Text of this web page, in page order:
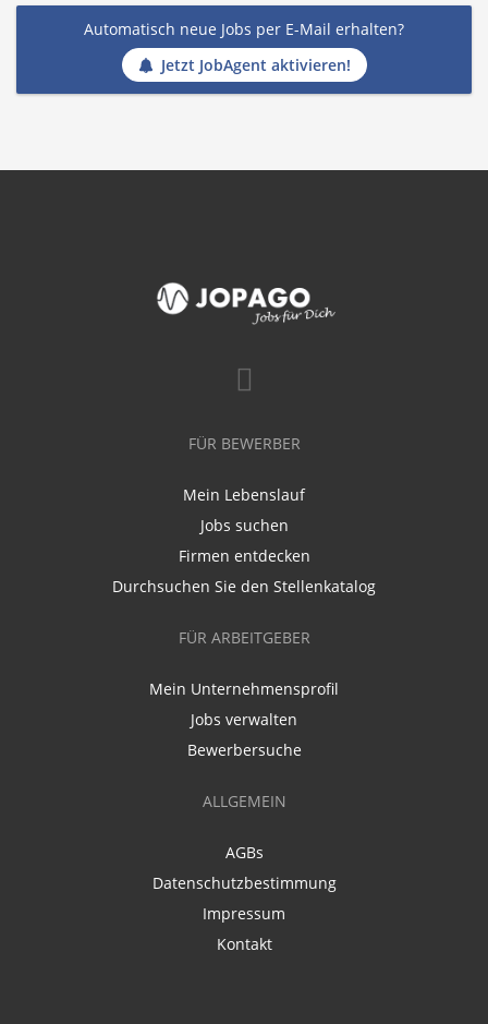
Automatisch neue Jobs per E-Mail erhalten?
Jetzt JobAgent aktivieren!
FÜR BEWERBER
Mein Lebenslauf
Jobs suchen
Firmen entdecken
Durchsuchen Sie den Stellenkatalog
FÜR ARBEITGEBER
Mein Unternehmensprofil
Jobs verwalten
Bewerbersuche
ALLGEMEIN
AGBs
Datenschutzbestimmung
Impressum
Kontakt